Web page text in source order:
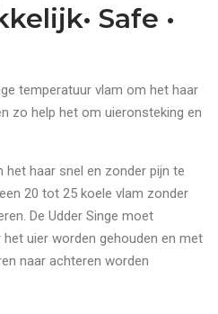
Safe •
temperatuur vlam om het haar
zo help het om uieronsteking en
haar snel en zonder pijn te
20 tot 25 koele vlam zonder
De Udder Singe moet
uier worden gehouden en met
naar achteren worden